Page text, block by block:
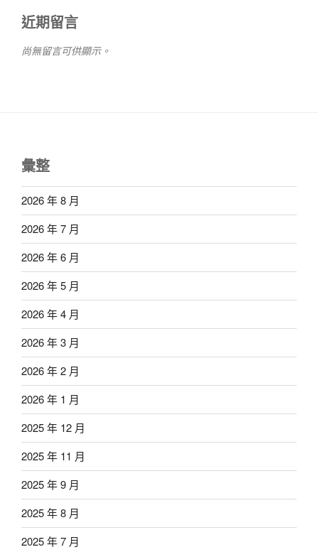
近期留言
尚無留言可供顯示。
彙整
2026 年 8 月
2026 年 7 月
2026 年 6 月
2026 年 5 月
2026 年 4 月
2026 年 3 月
2026 年 2 月
2026 年 1 月
2025 年 12 月
2025 年 11 月
2025 年 9 月
2025 年 8 月
2025 年 7 月